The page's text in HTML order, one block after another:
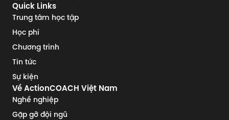
Quick Links
Trung tâm học tập
Học phí
Chương trình
Tin tức
Sự kiện
Về ActionCOACH Việt Nam
Nghề nghiệp
Gặp gỡ đội ngũ